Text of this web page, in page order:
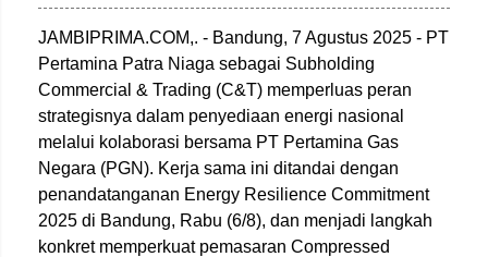
JAMBIPRIMA.COM,. - Bandung, 7 Agustus 2025 - PT
Pertamina Patra Niaga sebagai Subholding
Commercial & Trading (C&T) memperluas peran
strategisnya dalam penyediaan energi nasional
melalui kolaborasi bersama PT Pertamina Gas
Negara (PGN). Kerja sama ini ditandai dengan
penandatanganan Energy Resilience Commitment
2025 di Bandung, Rabu (6/8), dan menjadi langkah
konkret memperkuat pemasaran Compressed